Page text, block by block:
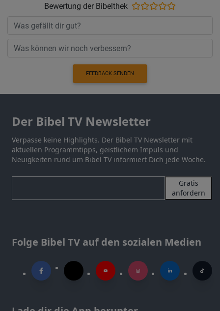
Bewertung der Bibelthek
FEEDBACK SENDEN
Der Bibel TV Newsletter
Verpasse keine Highlights. Der Bibel TV Newsletter mit
aktuellen Programmtipps, geistlichem Impuls und
Neuigkeiten rund um Bibel TV informiert Dich jede Woche.
Gratis
anfordern
Folge Bibel TV auf den sozialen Medien